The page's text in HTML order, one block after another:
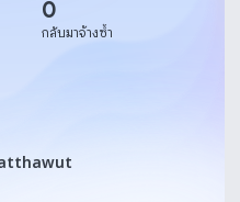
0
กลับมาจ้างซ้ำ